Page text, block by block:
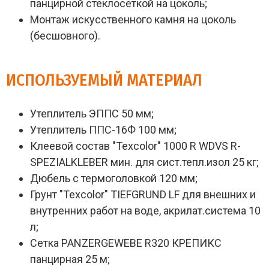
панцирной стеклосеткой на цоколь;
Монтаж искусственного камня на цоколь
(бесшовного).
ИСПОЛЬЗУЕМЫЙ МАТЕРИАЛ
Утеплитель ЭППС 50 мм;
Утеплитель ППС-16Ф 100 мм;
Клеевой состав "Texcolor" 1000 R WDVS R-
SPEZIALKLEBER мин. для сист.тепл.изол 25 кг;
Дюбель с термоголовкой 120 мм;
Грунт "Texcolor" TIEFGRUND LF для внешних и
внутренних работ на воде, акрилат.система 10
л;
Сетка PANZERGEWEBE R320 КРЕПИКС
панцирная 25 м;